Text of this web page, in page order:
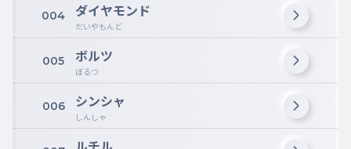
004 ダイヤモンド
だいやもんど
005 ボルツ
ぼるつ
006 シンシャ
しんしゃ